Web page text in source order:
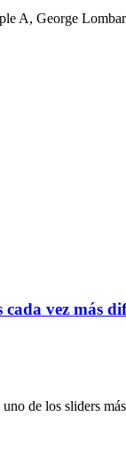
A, George
cada vez más
de los sliders más